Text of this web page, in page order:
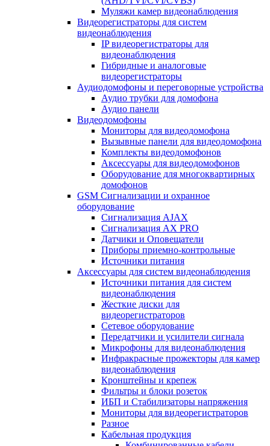
Муляжи камер видеонаблюдения
Видеорегистраторы для систем
видеонаблюдения
IP видеорегистраторы для
видеонаблюдения
Гибридные и аналоговые
видеорегистраторы
Аудиодомофоны и переговорные устройства
Аудио трубки для домофона
Аудио панели
Видеодомофоны
Мониторы для видеодомофона
Вызывные панели для видеодомофона
Комплекты видеодомофонов
Аксессуары для видеодомофонов
Оборудование для многоквартирных
домофонов
GSM Сигнализации и охранное
оборудование
Сигнализация AJAX
Сигнализация AX PRO
Датчики и Оповещатели
Приборы приемно-контрольные
Источники питания
Аксессуары для систем видеонаблюдения
Источники питания для систем
видеонаблюдения
Жесткие диски для
видеорегистраторов
Сетевое оборудование
Передатчики и усилители сигнала
Микрофоны для видеонаблюдения
Инфракрасные прожекторы для камер
видеонаблюдения
Кронштейны и крепеж
Фильтры и блоки розеток
ИБП и Стабилизаторы напряжения
Мониторы для видеорегистраторов
Разное
Кабельная продукция